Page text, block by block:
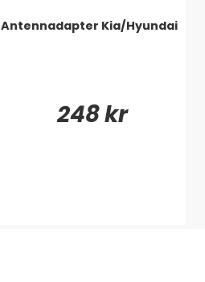
Antennadapter Kia/Hyundai
248 kr